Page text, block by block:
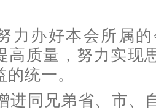
力办好本会所属
高质量，努力实现
统一。
进同兄弟省、市